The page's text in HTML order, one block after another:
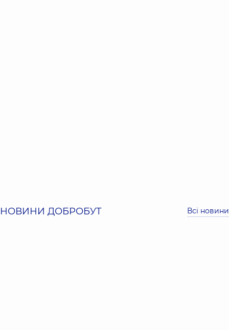
НОВИНИ ДОБРОБУТ Всі новини